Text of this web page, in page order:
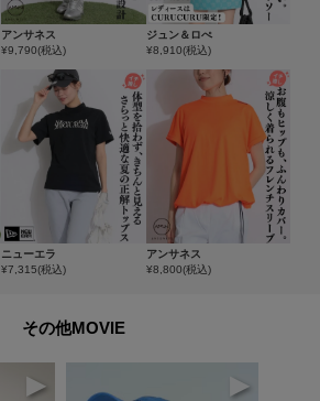
アンサネス
¥9,790(税込)
ジュン＆ロぺ
¥8,910(税込)
ニューエラ
¥7,315(税込)
アンサネス
¥8,800(税込)
その他MOVIE
▶ ▶